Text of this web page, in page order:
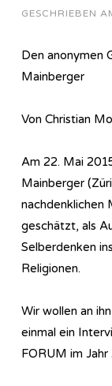
GESCHRIEBEN
Den anonymen
Mainberger
Von Christian
Am 22. Mai
Mainberger
nachdenklichen
geschätzt, als
Selberdenken
Religionen.
Wir wollen an
einmal ein
FORUM im